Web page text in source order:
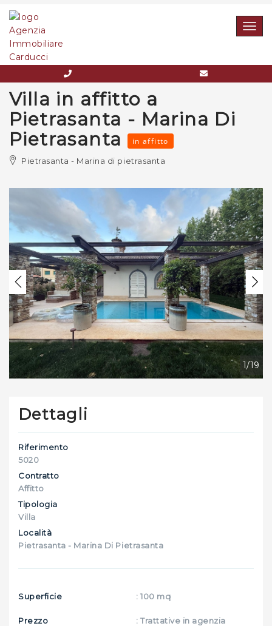
Villa in affitto a
Pietrasanta - Marina Di
Pietrasanta
in affitto
Pietrasanta - Marina di pietrasanta
Previous
1/19
Dettagli
Riferimento
5020
Contratto
Affitto
Tipologia
Villa
Località
Pietrasanta - Marina Di Pietrasanta
Superficie : 100 mq
Prezzo : Trattative in agenzia